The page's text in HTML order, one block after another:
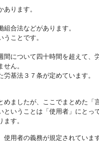
ります。
合法などがあります。
うことです。
について四十時間を超えて、
ん。
基法３７条が定めています。
めましたが、ここでまとめた「
いうことは「使用者」にと
す。
用者の義務が規定されています